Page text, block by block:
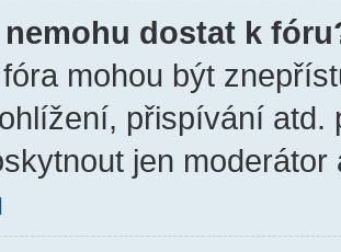
nemohu dostat k
mohou být
přispívání atd.
jen